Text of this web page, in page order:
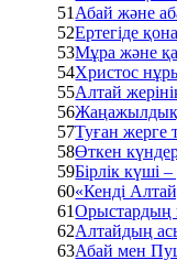
51Абай және
52Ертегіде
53Мұра және
54Христос
55Алтай
56
57Туған жерге
58Өткен
59Бірлік күші
60«Кенді
61Орыстардың
62Алтайдың
63Абай мен